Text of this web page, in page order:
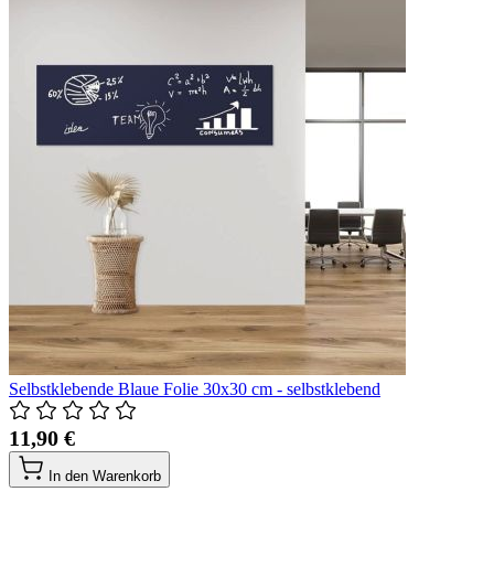
Selbstklebende Blaue Folie 30x30 cm - selbstklebend
11,90 €
In den Warenkorb